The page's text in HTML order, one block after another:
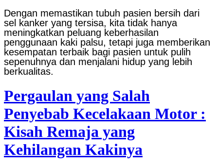
Dengan memastikan tubuh pasien bersih dari
sel kanker yang tersisa, kita tidak hanya
meningkatkan peluang keberhasilan
penggunaan kaki palsu, tetapi juga memberikan
kesempatan terbaik bagi pasien untuk pulih
sepenuhnya dan menjalani hidup yang lebih
berkualitas.
Pergaulan yang Salah
Penyebab Kecelakaan Motor :
Kisah Remaja yang
Kehilangan Kakinya